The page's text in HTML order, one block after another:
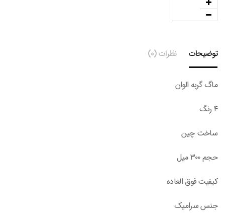
توضیحات نظرات (0)
ماگ گربه الوان
۴ رنگ
ساخت چین
حجم ۳۰۰ میل
کیفیت فوق العاده
جنس سرامیک